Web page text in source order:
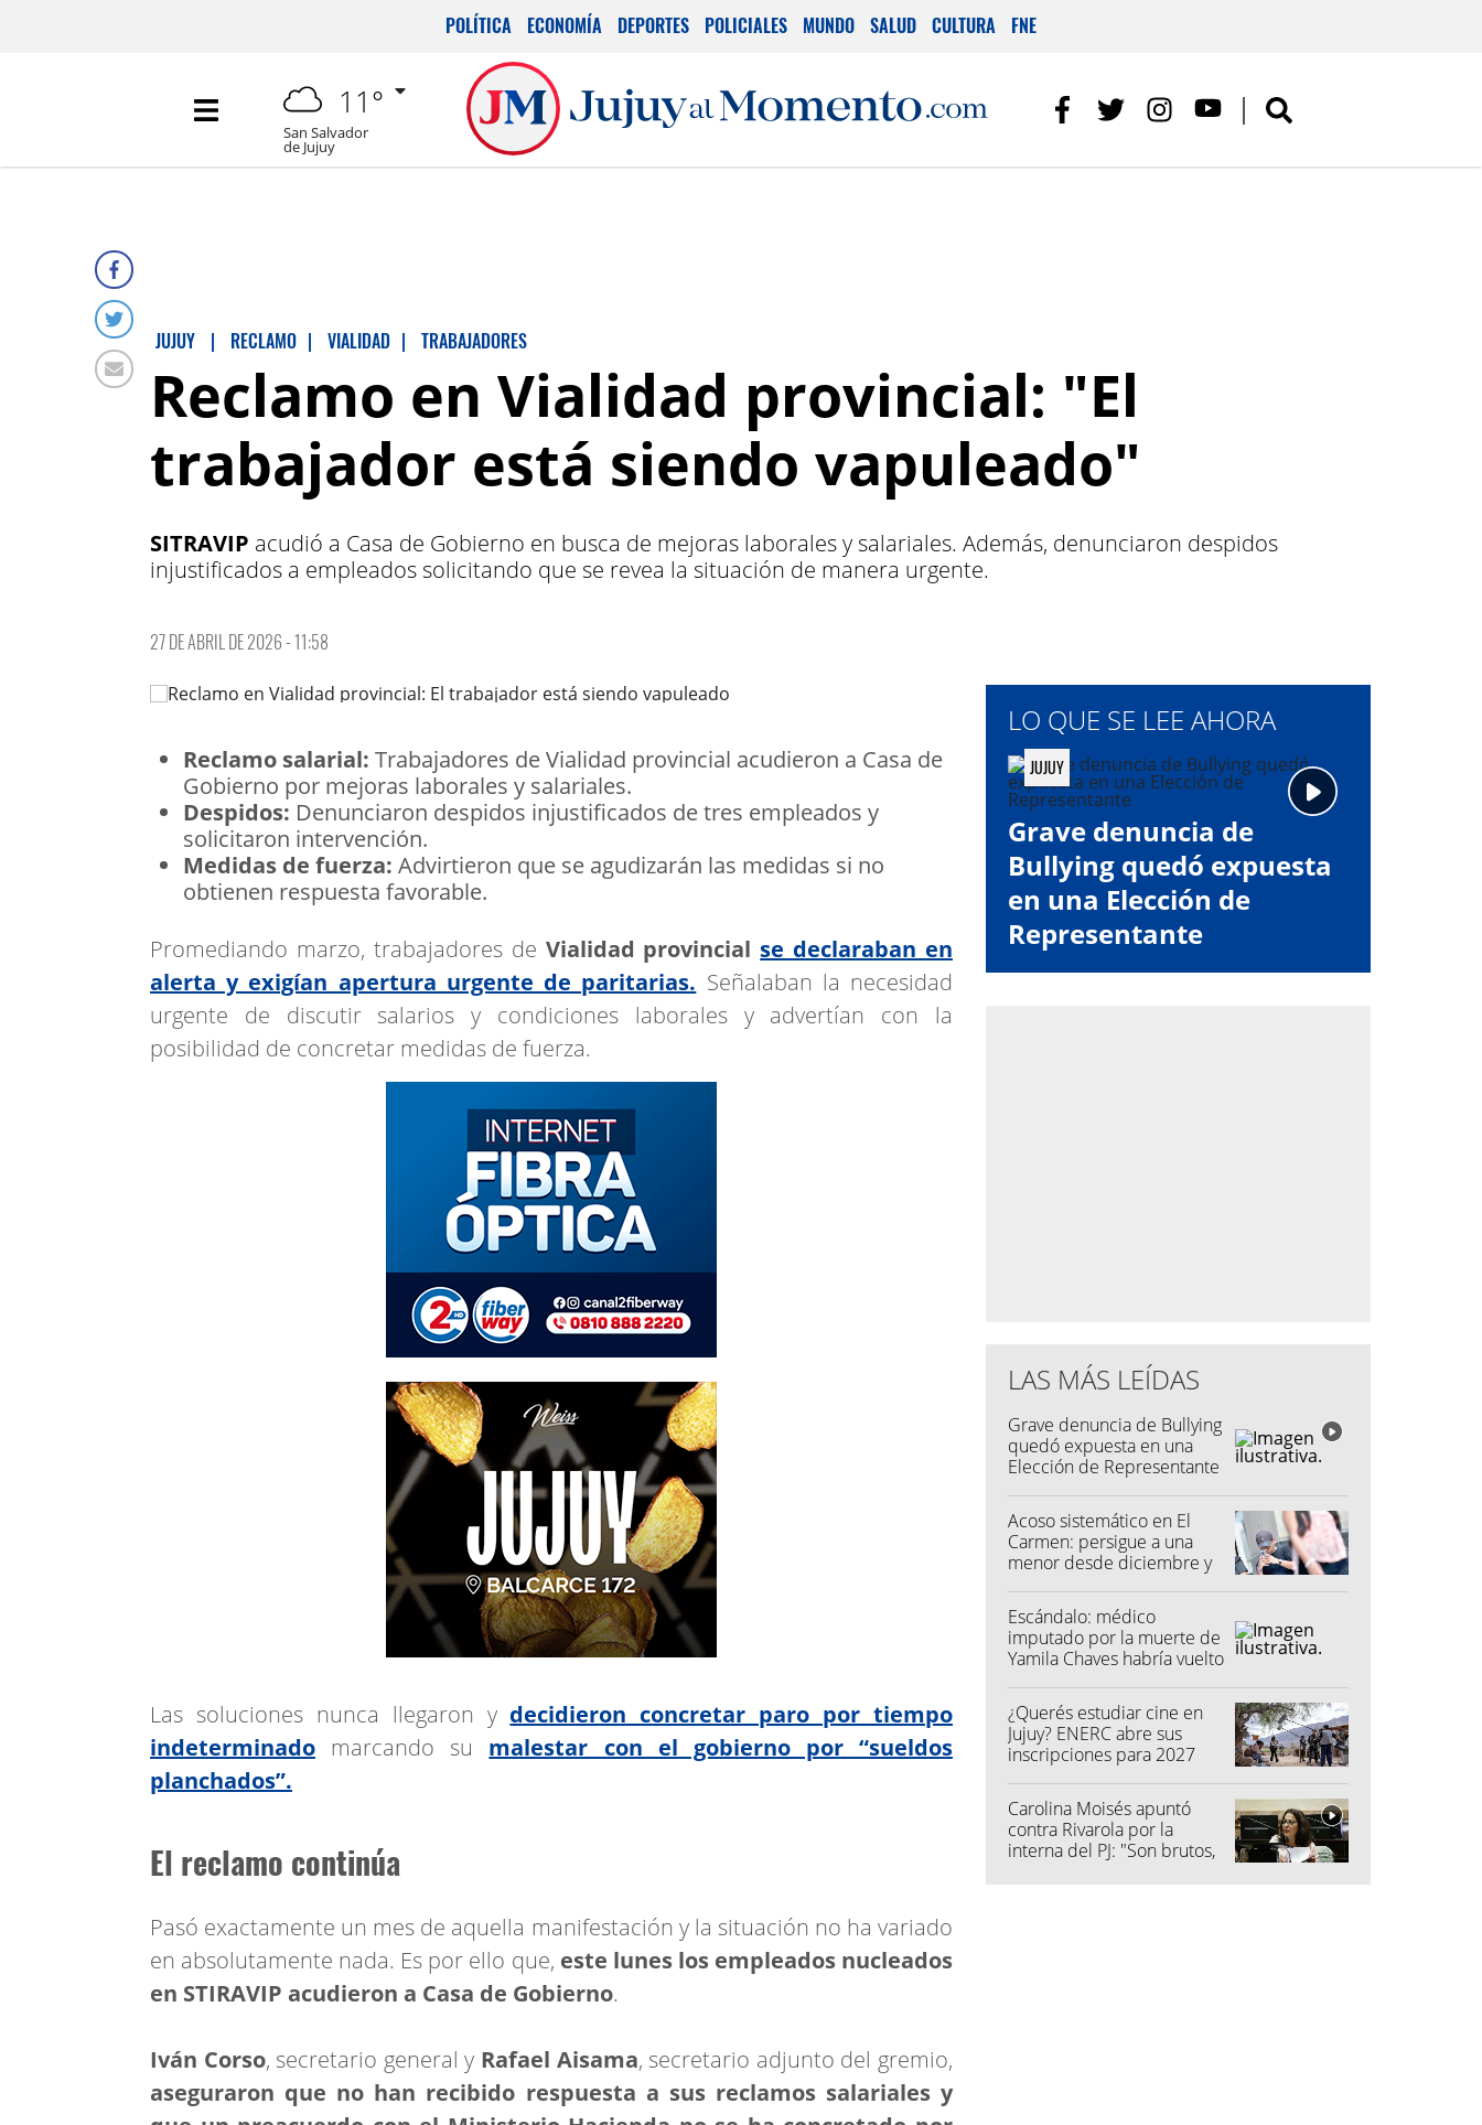
POLÍTICA ECONOMÍA DEPORTES POLICIALES MUNDO SALUD CULTURA FNE
11°
San Salvador
de Jujuy
JUJUY | RECLAMO | VIALIDAD | TRABAJADORES
Reclamo en Vialidad provincial: "El
trabajador está siendo vapuleado"
SITRAVIP acudió a Casa de Gobierno en busca de mejoras laborales y salariales. Además, denunciaron despidos
injustificados a empleados solicitando que se revea la situación de manera urgente.
27 DE ABRIL DE 2026 - 11:58
Reclamo salarial: Trabajadores de Vialidad provincial acudieron a Casa de
Gobierno por mejoras laborales y salariales.
Despidos: Denunciaron despidos injustificados de tres empleados y
solicitaron intervención.
Medidas de fuerza: Advirtieron que se agudizarán las medidas si no
obtienen respuesta favorable.
Promediando marzo, trabajadores de Vialidad provincial se declaraban en
alerta y exigían apertura urgente de paritarias. Señalaban la necesidad
urgente de discutir salarios y condiciones laborales y advertían con la
posibilidad de concretar medidas de fuerza.
Las soluciones nunca llegaron y decidieron concretar paro por tiempo
indeterminado marcando su malestar con el gobierno por “sueldos
planchados”.
El reclamo continúa
Pasó exactamente un mes de aquella manifestación y la situación no ha variado
en absolutamente nada. Es por ello que, este lunes los empleados nucleados
en STIRAVIP acudieron a Casa de Gobierno.
Iván Corso, secretario general y Rafael Aisama, secretario adjunto del gremio,
aseguraron que no han recibido respuesta a sus reclamos salariales y
LO QUE SE LEE AHORA
JUJUY
Grave denuncia de
Bullying quedó expuesta
en una Elección de
Representante
LAS MÁS LEÍDAS
Grave denuncia de Bullying
quedó expuesta en una
Elección de Representante
Acoso sistemático en El
Carmen: persigue a una
menor desde diciembre y
Escándalo: médico
imputado por la muerte de
Yamila Chaves habría vuelto
¿Querés estudiar cine en
Jujuy? ENERC abre sus
inscripciones para 2027
Carolina Moisés apuntó
contra Rivarola por la
interna del PJ: "Son brutos,